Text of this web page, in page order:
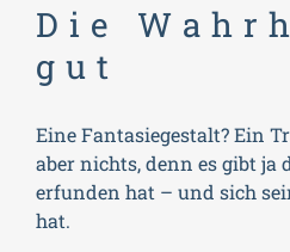
Die
gut
Eine Fantasiegestalt? Ein
aber nichts, denn es gibt ja
erfunden hat – und sich
hat.